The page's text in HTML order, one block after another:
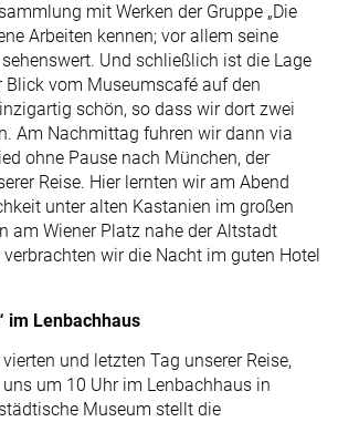
mit Werken der Gruppe „Die
Arbeiten kennen; vor allem seine
Und schließlich ist die Lage
Blick vom Museumscafé auf den
schön, so dass wir dort zwei
Am Nachmittag fuhren wir dann via
ohne Pause nach München, der
Reise. Hier lernten wir am Abend
unter alten Kastanien im großen
am Wiener Platz nahe der Altstadt
wir die Nacht im guten Hotel
im Lenbachhaus
und letzten Tag unserer Reise,
um 10 Uhr im Lenbachhaus in
Museum stellt die